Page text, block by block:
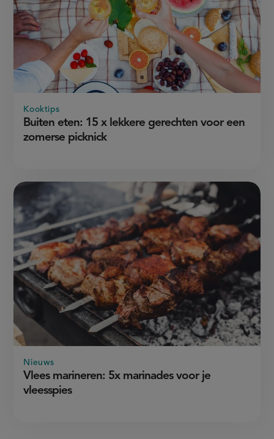
Buiten eten: 15 x lekkere gerechten voor een
zomerse picknick
Kooktips
Vlees marineren: 5x marinades voor je
vleesspies
Nieuws